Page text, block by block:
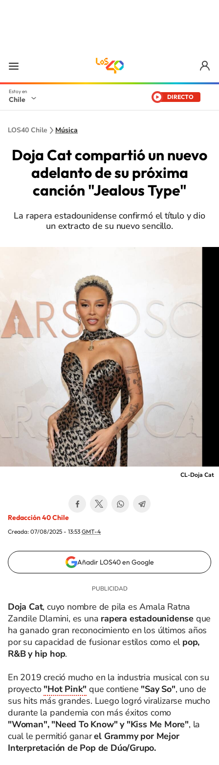
Chile DIRECTO
LOS40 Chile Música
Doja Cat compartió un nuevo
adelanto de su próxima
canción "Jealous Type"
La rapera estadounidense confirmó el título y dio
un extracto de su nuevo sencillo.
CL-Doja Cat
Redacción 40 Chile
Creada: 07/08/2025 - 13:53 GMT-4
Añadir LOS40 en Google
Doja Cat, cuyo nombre de pila es Amala Ratna
Zandile Dlamini, es una rapera estadounidense que
ha ganado gran reconocimiento en los últimos años
por su capacidad de fusionar estilos como elpop,
R&B y hip hop.
En 2019 creció mucho en la industria musical con su
proyecto "Hot Pink" que contiene "Say So", uno de
sus hits más grandes. Luego logró viralizarse mucho
durante la pandemia con más éxitos como
"Woman", "Need To Know" y "Kiss Me More", la
cual le permitió ganarel Grammy por Mejor
Interpretación de Pop de Dúo/Grupo.